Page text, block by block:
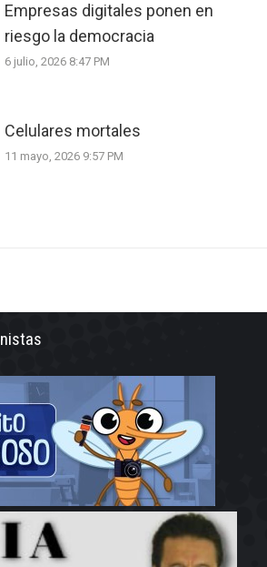
Empresas digitales ponen en
riesgo la democracia
6 julio, 2026 8:47 PM
Celulares mortales
11 mayo, 2026 9:57 PM